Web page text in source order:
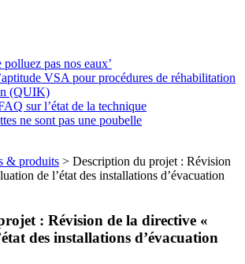
pas nos eaux’
VSA pour procédures de réhabilitation
(QUIK)
sur l’état de la technique
ne sont pas une poubelle
& produits > Description du projet : Révision
de l’état des installations d’évacuation
: Révision de la directive «
des installations d’évacuation